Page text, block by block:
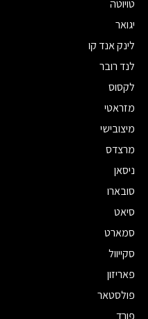
טויוטה
יגואר
לינק אנד קו
לנד רובר
לקסוס
מזראטי
מיצובישי
מרצדס
ניסאן
סובארו
סיאט
סמארט
סקייוול
פאריזון
פולסטאר
פורד